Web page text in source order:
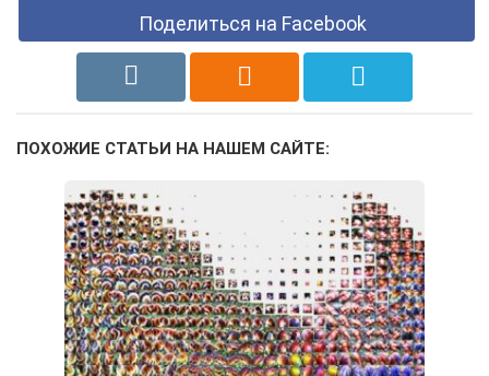
Поделиться на Facebook
ПОХОЖИЕ СТАТЬИ НА НАШЕМ САЙТЕ: